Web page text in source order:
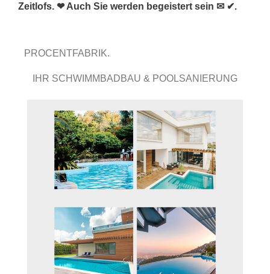
Zeitlofs. ❤ Auch Sie werden begeistert sein ✉ ✔.
PROCENTFABRIK.
IHR SCHWIMMBADBAU & POOLSANIERUNG